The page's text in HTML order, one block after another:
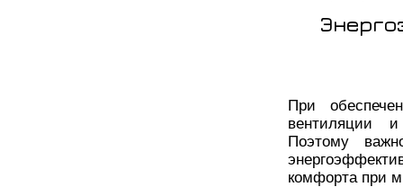
При
вентиляции и
Поэтому
комфорта при